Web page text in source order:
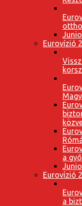
Eurovízió
a
Eurovízió
a